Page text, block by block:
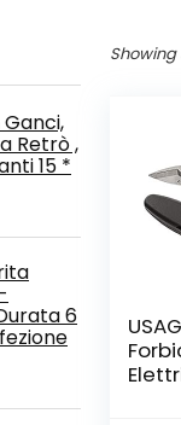
Retrò ,
15 *
6